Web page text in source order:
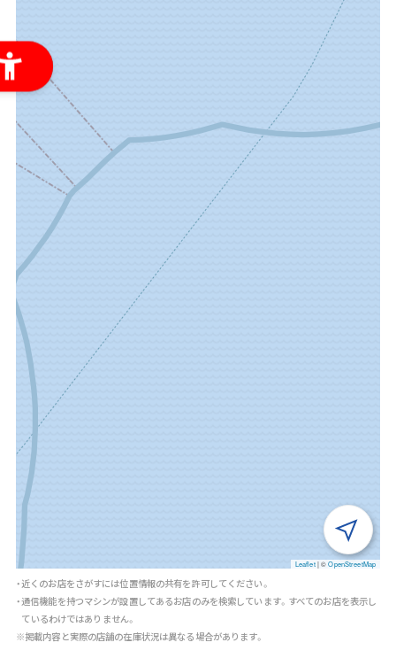
Leaflet |©OpenStreetMap
・近くのお店をさがすには位置情報の共有を許可してください。
・通信機能を持つマシンが設置してあるお店のみを検索しています。すべてのお店を表示し
ているわけではありません。
※掲載内容と実際の店舗の在庫状況は異なる場合があります。